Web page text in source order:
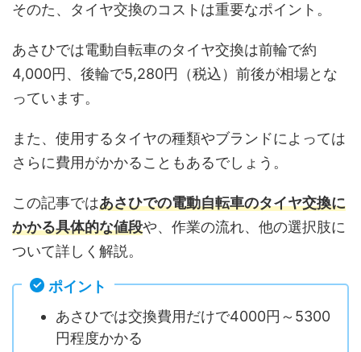
そのた、タイヤ交換のコストは重要なポイント。
あさひでは電動自転車のタイヤ交換は前輪で約
4,000円、後輪で5,280円（税込）前後が相場とな
っています。
また、使用するタイヤの種類やブランドによっては
さらに費用がかかることもあるでしょう。
この記事ではあさひでの電動自転車のタイヤ交換に
かかる具体的な値段や、作業の流れ、他の選択肢に
ついて詳しく解説。
ポイント
あさひでは交換費用だけで4000円～5300
円程度かかる